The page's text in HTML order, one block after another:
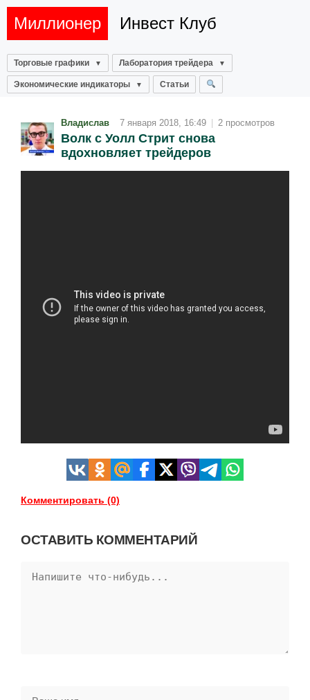
Миллионер Инвест Клуб
Торговые графики Лаборатория трейдера
Экономические индикаторы Статьи
Владислав 7 января 2018, 16:49 2 просмотров
Волк с Уолл Стрит снова
вдохновляет трейдеров
Комментировать (0)
ОСТАВИТЬ КОММЕНТАРИЙ